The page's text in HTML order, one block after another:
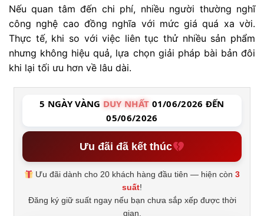
Nếu quan tâm đến chi phí, nhiều người thường nghĩ
công nghệ cao đồng nghĩa với mức giá quá xa vời.
Thực tế, khi so với việc liên tục thử nhiều sản phẩm
nhưng không hiệu quả, lựa chọn giải pháp bài bản đôi
khi lại tối ưu hơn về lâu dài.
5 NGÀY VÀNG DUY NHẤT 01/06/2026 ĐẾN
05/06/2026
Ưu đãi đã kết thúc
Ưu đãi dành cho 20 khách hàng đầu tiên — hiện còn3
suất!
Đăng ký giữ suất ngay nếu bạn chưa sắp xếp được thời
gian.